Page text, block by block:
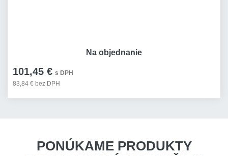
101,45 € s DPH
83,84 € bez DPH
Na objednanie
PONÚKAME PRODUKTY